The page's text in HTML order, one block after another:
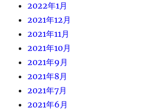
2022年1月
2021年12月
2021年11月
2021年10月
2021年9月
2021年8月
2021年7月
2021年6月